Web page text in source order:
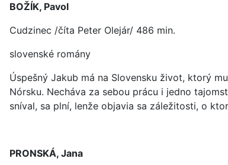
BOŽÍK, Pavol
Cudzinec /číta Peter Olejár/ 486 min.
slovenské romány
Úspešný Jakub má na Slovensku život, ktorý
Nórsku. Necháva za sebou prácu i jedno
sníval, sa plní, lenže objavia sa záležitosti, o
PRONSKÁ, Jana